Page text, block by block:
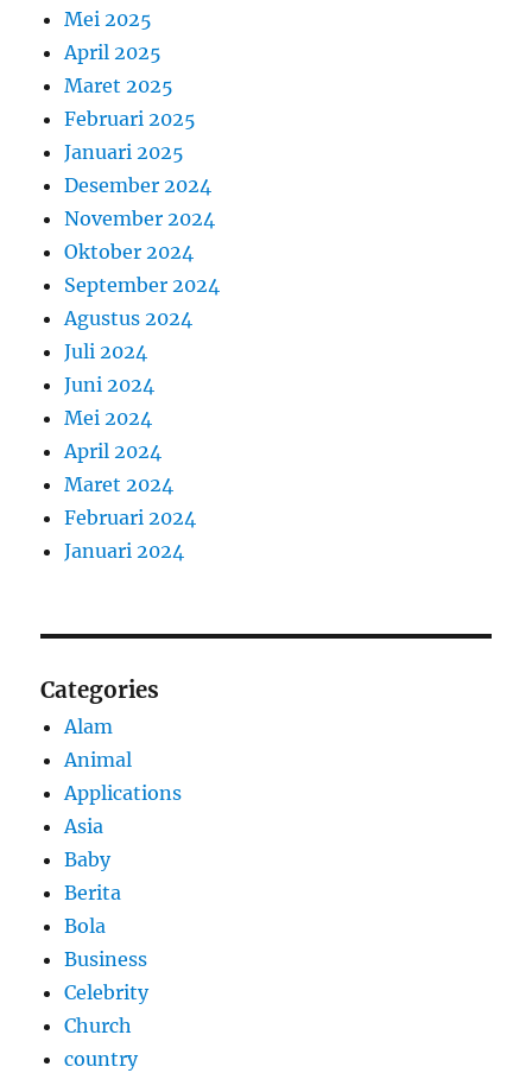
Mei 2025
April 2025
Maret 2025
Februari 2025
Januari 2025
Desember 2024
November 2024
Oktober 2024
September 2024
Agustus 2024
Juli 2024
Juni 2024
Mei 2024
April 2024
Maret 2024
Februari 2024
Januari 2024
Categories
Alam
Animal
Applications
Asia
Baby
Berita
Bola
Business
Celebrity
Church
country